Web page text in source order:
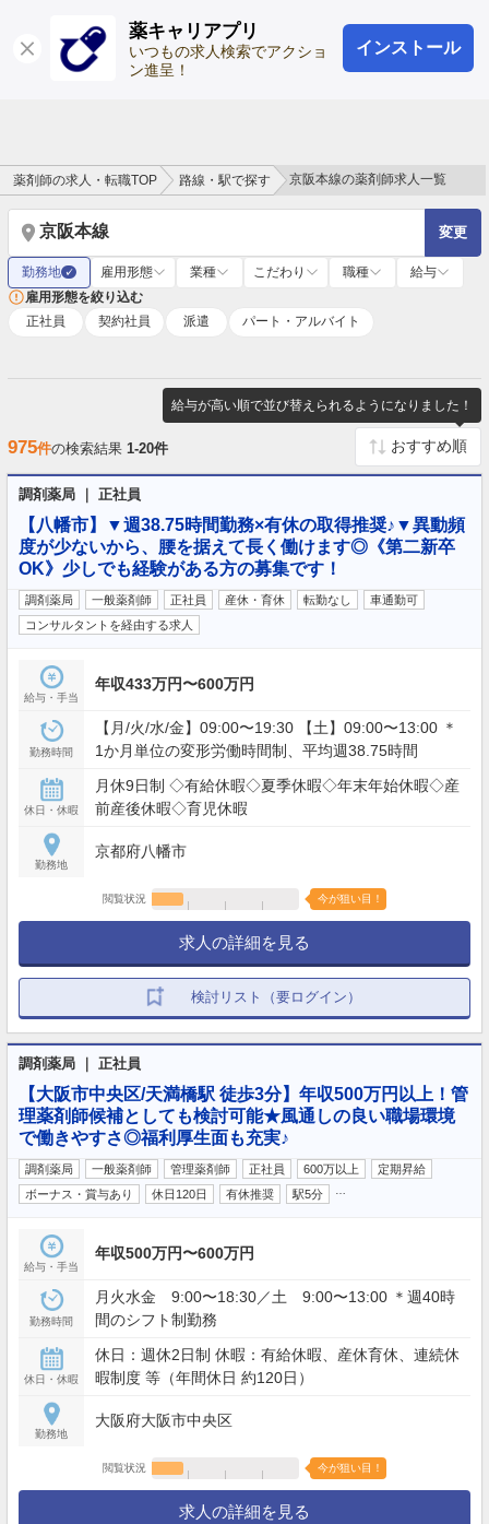
薬キャリアプリ
いつもの求人検索でアクショ
ン進呈！
インストール
ログイン 会員登録
薬剤師の求人・転職TOP 路線・駅で探す 京阪本線の薬剤師求人一覧
京阪本線 変更
勤務地 ✓ 雇用形態 業種 こだわり 職種
給与
雇用形態を絞り込む
正社員
契約社員 派遣 パート・アルバイト
給与が高い順で並び替えられるようになりました！
975件の検索結果 1-20件
調剤薬局 ｜ 正社員
【八幡市】▼週38.75時間勤務×有休の取得推奨♪▼異動頻
度が少ないから、腰を据えて長く働けます◎《第二新卒
OK》少しでも経験がある方の募集です！
調剤薬局 一般薬剤師 正社員 産休・育休 転勤なし
車通勤可
コンサルタントを経由する求人
給与・手当
年収433万円〜600万円
勤務時間
【月/火/水/金】09:00〜19:30 【土】09:00〜13:00 ＊
1か月単位の変形労働時間制、平均週38.75時間
休日・休暇
月休9日制 ◇有給休暇◇夏季休暇◇年末年始休暇◇産
前産後休暇◇育児休暇
勤務地
京都府八幡市
閲覧状況 今が狙い目！
求人の詳細を見る
検討リスト（要ログイン）
調剤薬局 ｜ 正社員
【大阪市中央区/天満橋駅 徒歩3分】年収500万円以上！管
理薬剤師候補としても検討可能★風通しの良い職場環境
で働きやすさ◎福利厚生面も充実♪
調剤薬局 一般薬剤師 管理薬剤師 正社員 600万以上
定期昇給
ボーナス・賞与あり
休日120日 有休推奨 駅5分
給与・手当
年収500万円〜600万円
勤務時間
月火水金 9:00〜18:30／土 9:00〜13:00 ＊週40時
間のシフト制勤務
休日・休暇
休日：週休2日制 休暇：有給休暇、産休育休、連続休
暇制度 等（年間休日 約120日）
勤務地
大阪府大阪市中央区
閲覧状況 今が狙い目！
求人の詳細を見る